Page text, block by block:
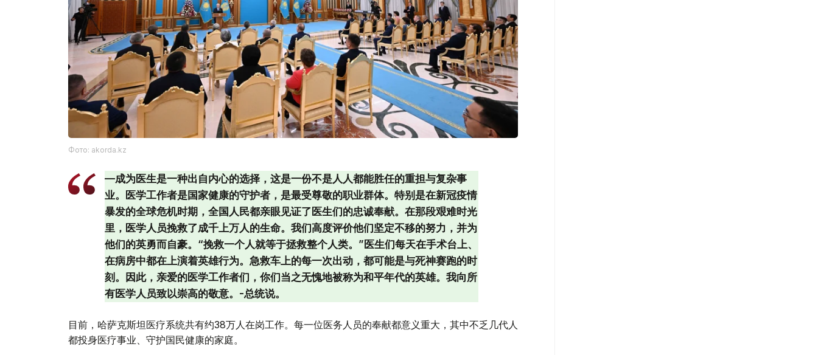
Фото: akorda.kz
—成为医生是一种出自内心的选择，这是一份不是人人都能胜任的重担与复杂事
业。医学工作者是国家健康的守护者，是最受尊敬的职业群体。特别是在新冠疫情
暴发的全球危机时期，全国人民都亲眼见证了医生们的忠诚奉献。在那段艰难时光
里，医学人员挽救了成千上万人的生命。我们高度评价他们坚定不移的努力，并为
他们的英勇而自豪。“挽救一个人就等于拯救整个人类。”医生们每天在手术台上、
在病房中都在上演着英雄行为。急救车上的每一次出动，都可能是与死神赛跑的时
刻。因此，亲爱的医学工作者们，你们当之无愧地被称为和平年代的英雄。我向所
有医学人员致以崇高的敬意。-总统说。
目前，哈萨克斯坦医疗系统共有约38万人在岗工作。每一位医务人员的奉献都意义重大，其中不乏几代人
都投身医疗事业、守护国民健康的家庭。